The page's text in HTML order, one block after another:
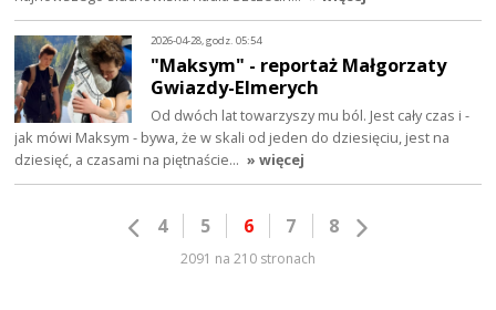
2026-04-28, godz. 05:54
"Maksym" - reportaż Małgorzaty
Gwiazdy-Elmerych
Od dwóch lat towarzyszy mu ból. Jest cały czas i -
jak mówi Maksym - bywa, że w skali od jeden do dziesięciu, jest na
dziesięć, a czasami na piętnaście… » więcej
4 5 6 7 8
2091 na 210 stronach